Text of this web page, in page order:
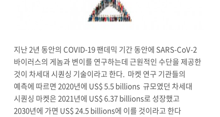
지난 2년 동안의 COVID-19 팬데믹 기간 동안에 SARS-CoV-2
바이러스의 게놈과 변이를 연구하는데 근원적인 수단을 제공한
것이 차세대 시퀀싱 기술이라고 한다. 마켓 연구 기관들의
예측에 따르면 2020년에 US$ 5.5 billions 규모였던 차세대
시퀀싱 마켓은 2021년에 US$ 6.37 billions로 성장했고
2030년에 가면 US$ 24.5 billions에 이를 것이라고 한다